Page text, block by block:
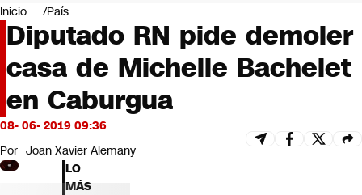
Negocios
Deportes
Programas completos
Cultura
Servicios
Bits
CNN tiempo
Futuro 360
Opinión
Inicio País
Diputado RN pide demoler
casa de Michelle Bachelet
en Caburgua
08- 06- 2019 09:36
Por Joan Xavier Alemany
LO
MÁS